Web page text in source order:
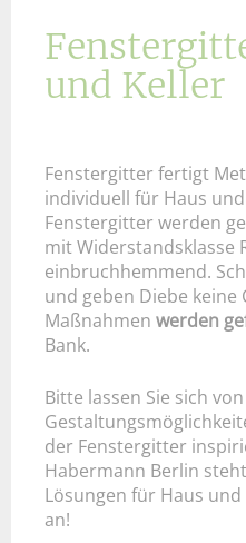
und Keller
Fenstergitter fertigt
individuell für Haus
Fenstergitter werden
mit Widerstandsklasse
einbruchhemmend.
und geben Diebe keine
Maßnahmen werden
Bank.
Bitte lassen Sie sich
der Fenstergitter
Habermann Berlin
Lösungen für Haus
an!